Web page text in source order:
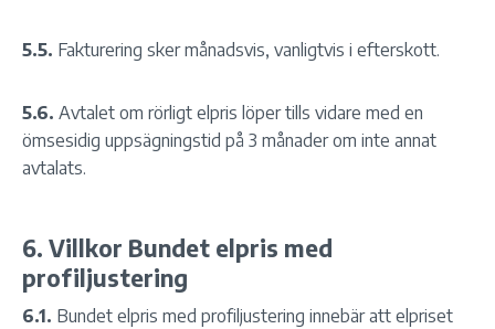
5.5. Fakturering sker månadsvis, vanligtvis i efterskott.
5.6. Avtalet om rörligt elpris löper tills vidare med en
ömsesidig uppsägningstid på 3 månader om inte annat
avtalats.
6. Villkor Bundet elpris med
profiljustering
6.1. Bundet elpris med profiljustering innebär att elpriset